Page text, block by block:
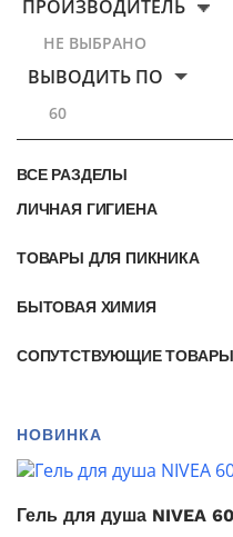
ПРОИЗВОДИТЕЛЬ
НЕ ВЫБРАНО
ВЫВОДИТЬ ПО
60
ВСЕ РАЗДЕЛЫ
ЛИЧНАЯ ГИГИЕНА
ТОВАРЫ ДЛЯ ПИКНИКА
БЫТОВАЯ ХИМИЯ
СОПУТСТВУЮЩИЕ ТОВАРЫ
НОВИНКА
Гель для душа NIVEA